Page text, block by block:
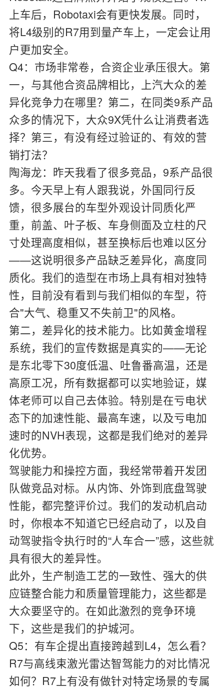
上车后，Robotaxi会有更快发展。同时，
将L4级别的R7用到量产车上，一定会让用
户更加安全。
Q4：市场非常卷，合资企业承压很大。第
一，与其他合资品牌相比，上汽大众的差
异化竞争力在哪里？第二，在同类9系产品
众多的情况下，大众9X凭什么让消费者选
择？第三，有没有经过验证的、有效的营
销打法？
陶海龙： 昨天我看了很多竞品，9系产品很
多。今天早上有人跟我说，外国同行反
馈，很多展台的车型外观设计同质化严
重，前盖、叶子板、车身侧面及立柱的尺
寸处理高度相似，甚至换标后也难以区分
——这说明很多产品缺乏差异化，高度同
质化。我们的造型在市场上具有相对独特
性，目前没有看到与我们相似的车型，符
合"大气、稳重又不失前卫"的风格。
第二，差异化的技术能力。比如黄金增程
系统，我们的宣传数据是真实的——无论
是东北零下30度低温、吐鲁番高温，还是
高原工况，所有数据都可以实地验证，媒
体老师可以自己去体验。特别是在亏电状
态下的加速性能、最高车速，以及亏电加
速时的NVH表现，这都是我们绝对的差异
化优势。
驾驶能力和操控方面，我经常带着开发团
队做竞品对标。从内饰、外饰到底盘驾驶
性能，都完整评价过。我们的发动机启动
时，你根本不知道它已经启动了，以及自
动驾驶指令执行时的“人车合一”感，这些就
具有很大的差异性。
此外，生产制造工艺的一致性、强大的供
应链整合能力和质量管理能力，这些都是
大众要坚守的。在如此激烈的竞争环境
下，这些是我们的护城河。
Q5：有车企提出直接跨越到L4，怎么看？
R7与高线束激光雷达智驾能力的对比情况
如何？R7上有没有做针对特定场景的专属